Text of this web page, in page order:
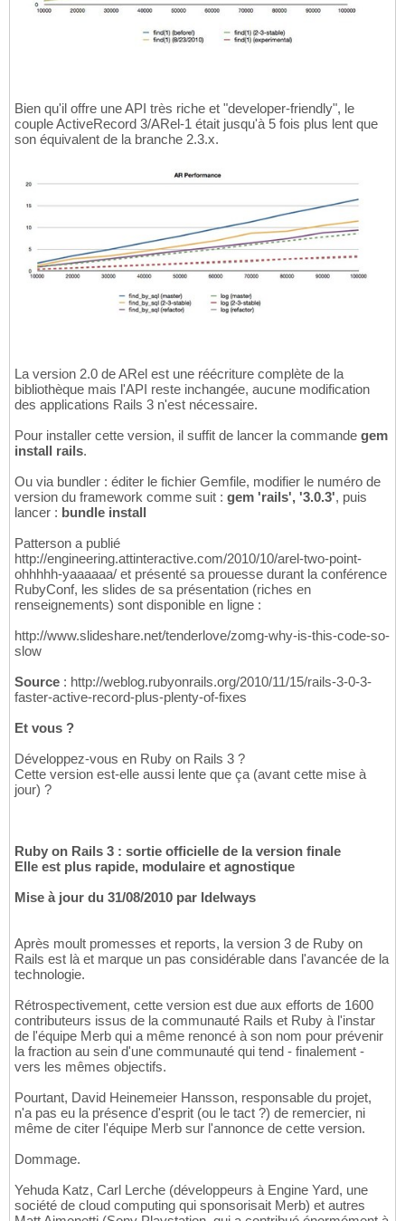
Bien qu'il offre une API très riche et "developer-friendly", le
couple ActiveRecord 3/ARel-1 était jusqu'à 5 fois plus lent que
son équivalent de la branche 2.3.x.
La version 2.0 de ARel est une réécriture complète de la
bibliothèque mais l'API reste inchangée, aucune modification
des applications Rails 3 n'est nécessaire.
Pour installer cette version, il suffit de lancer la commande gem
install rails.
Ou via bundler : éditer le fichier Gemfile, modifier le numéro de
version du framework comme suit : gem 'rails', '3.0.3', puis
lancer : bundle install
Patterson a publié
http://engineering.attinteractive.com/2010/10/arel-two-point-
ohhhhh-yaaaaaa/ et présenté sa prouesse durant la conférence
RubyConf, les slides de sa présentation (riches en
renseignements) sont disponible en ligne :
http://www.slideshare.net/tenderlove/zomg-why-is-this-code-so-
slow
Source : http://weblog.rubyonrails.org/2010/11/15/rails-3-0-3-
faster-active-record-plus-plenty-of-fixes
Et vous ?
Développez-vous en Ruby on Rails 3 ?
Cette version est-elle aussi lente que ça (avant cette mise à
jour) ?
Ruby on Rails 3 : sortie officielle de la version finale
Elle est plus rapide, modulaire et agnostique
Mise à jour du 31/08/2010 par Idelways
Après moult promesses et reports, la version 3 de Ruby on
Rails est là et marque un pas considérable dans l'avancée de la
technologie.
Rétrospectivement, cette version est due aux efforts de 1600
contributeurs issus de la communauté Rails et Ruby à l'instar
de l'équipe Merb qui a même renoncé à son nom pour prévenir
la fraction au sein d'une communauté qui tend - finalement -
vers les mêmes objectifs.
Pourtant, David Heinemeier Hansson, responsable du projet,
n'a pas eu la présence d'esprit (ou le tact ?) de remercier, ni
même de citer l'équipe Merb sur l'annonce de cette version.
Dommage.
Yehuda Katz, Carl Lerche (développeurs à Engine Yard, une
société de cloud computing qui sponsorisait Merb) et autres